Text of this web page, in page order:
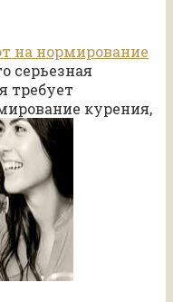
на нормирование
серьезная
требует
курения,